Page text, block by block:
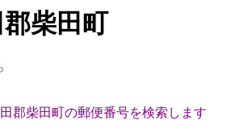
柴田町
郡柴田町の郵便番号を検索します